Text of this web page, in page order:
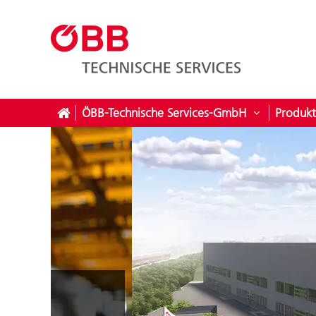
ÖBB-Technische Services-GmbH Untermenü